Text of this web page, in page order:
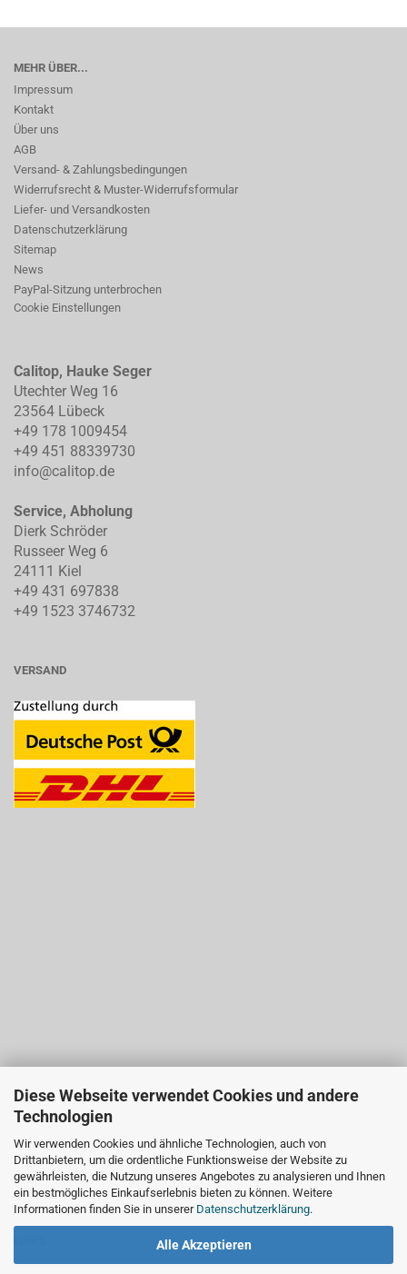
Diese Webseite verwendet Cookies und andere
Technologien
Wir verwenden Cookies und ähnliche Technologien, auch von
Drittanbietern, um die ordentliche Funktionsweise der Website zu
gewährleisten, die Nutzung unseres Angebotes zu analysieren und Ihnen
ein bestmögliches Einkaufserlebnis bieten zu können. Weitere
Informationen finden Sie in unserer Datenschutzerklärung.
Alle Akzeptieren
MEHR ÜBER...
Impressum
Kontakt
Über uns
AGB
Versand- & Zahlungsbedingungen
Widerrufsrecht & Muster-Widerrufsformular
Liefer- und Versandkosten
Datenschutzerklärung
Sitemap
News
PayPal-Sitzung unterbrochen
Cookie Einstellungen
Calitop, Hauke Seger
Utechter Weg 16
23564 Lübeck
+49 178 1009454
+49 451 88339730
info@calitop.de
Service, Abholung
Dierk Schröder
Russeer Weg 6
24111 Kiel
+49 431 697838
+49 1523 3746732
VERSAND